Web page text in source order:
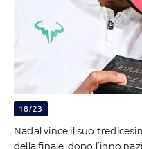
18/23
Nadal vince il suo
della finale, dopo l’inno